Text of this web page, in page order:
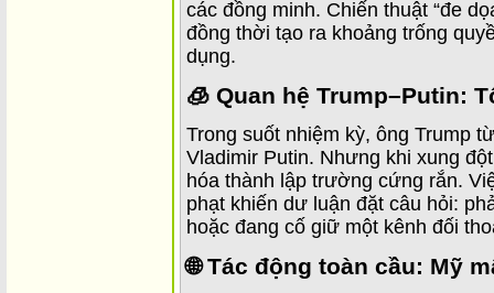
các đồng minh. Chiến thuật “đe
đồng thời tạo ra khoảng trống
dụng.
🧊 Quan hệ Trump–Putin:
Trong suốt nhiệm kỳ, ông Trump
Vladimir Putin. Nhưng khi xung
hóa thành lập trường cứng rắn.
phạt khiến dư luận đặt câu hỏi:
hoặc đang cố giữ một kênh đối
🌐 Tác động toàn cầu: Mỹ